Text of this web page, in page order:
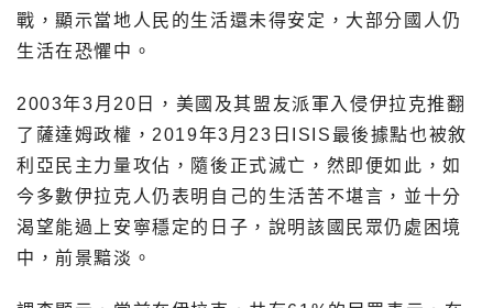
戰，顯示當地人民的生活還未得安定，大部分國人仍
生活在恐懼中。
2003年3月20日，美國及其盟友派軍入侵伊拉克推翻
了薩達姆政權，2019年3月23日ISIS最後據點也被敘
利亞民主力量攻佔，隨後正式滅亡，然即便如此，如
今多數伊拉克人仍表明自己的生活苦不堪言，並十分
渴望能過上安寧穩定的日子，說明該國民眾仍處困境
中，前景黯淡。